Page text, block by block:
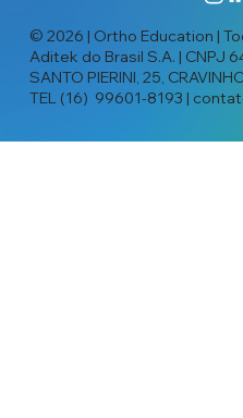
© 2026 | Ortho Education |
Aditek do Brasil S.A. | CNPJ
SANTO PIERINI, 25,
TEL (16) 99601-8193 |